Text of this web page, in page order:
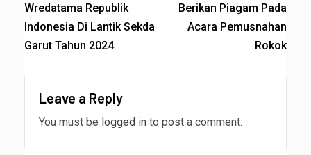
Wredatama Republik
Indonesia Di Lantik Sekda
Garut Tahun 2024
Berikan Piagam Pada
Acara Pemusnahan
Rokok
Leave a Reply
You must be logged in to post a comment.